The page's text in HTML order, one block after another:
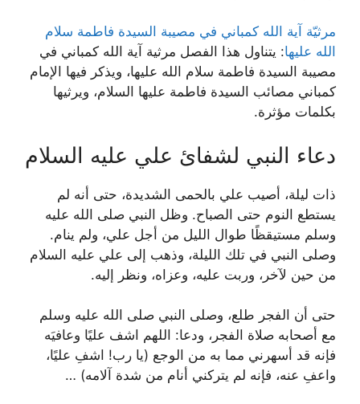
مرثيّة آية الله كمباني في مصيبة السيدة فاطمة سلام
الله عليها: يتناول هذا الفصل مرثية آية الله كمباني في
مصيبة السيدة فاطمة سلام الله عليها، ويذكر فيها الإمام
كمباني مصائب السيدة فاطمة عليها السلام، ويرثيها
بكلمات مؤثرة.
دعاء النبي لشفائ علي عليه السلام
ذات ليلة، أصيب علي بالحمى الشديدة، حتى أنه لم
يستطع النوم حتى الصباح. وظل النبي صلى الله عليه
وسلم مستيقظًا طوال الليل من أجل علي، ولم ينام.
وصلى النبي في تلك الليلة، وذهب إلى علي عليه السلام
من حين لآخر، وربت عليه، وعزاه، ونظر إليه.
حتى أن الفجر طلع، وصلى النبي صلى الله عليه وسلم
مع أصحابه صلاة الفجر، ودعا: اللهم اشف عليًا وعافيَه
فإنه قد أسهرني مما به من الوجع (يا رب! اشفِ عليًا،
واعفِ عنه، فإنه لم يتركني أنام من شدة آلامه) …